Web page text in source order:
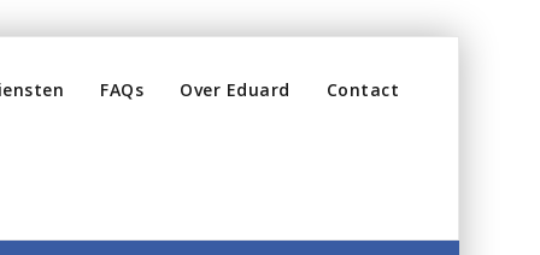
FAQs Over Eduard Contact